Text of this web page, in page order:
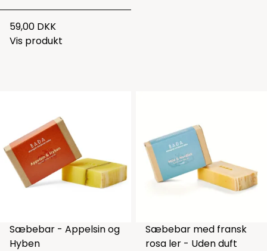
59,00 DKK
Vis produkt
Sæbebar - Appelsin og
Hyben
Sæbebar med fransk
rosa ler - Uden duft